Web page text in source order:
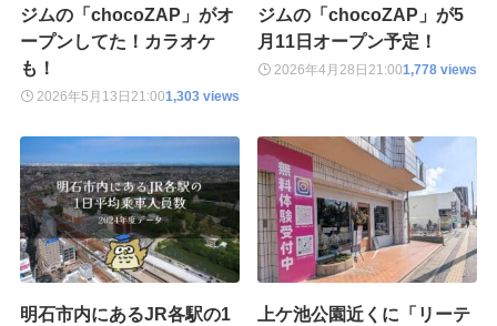
ジムの「chocoZAP」がオ
ープンしてた！カラオケ
も！
2026年5月13日 21:001,303 views
ジムの「chocoZAP」が5
月11日オープン予定！
2026年4月28日 21:001,778 views
明石市内にあるJR各駅の1
上ケ池公園近くに「リーテ